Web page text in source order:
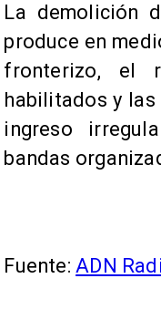
La demolición
produce en
fronterizo, el
habilitados y
ingreso
bandas
Fuente:ADN